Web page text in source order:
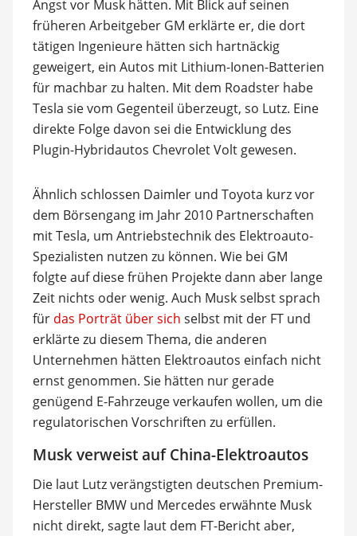
Angst vor Musk hätten. Mit Blick auf seinen
früheren Arbeitgeber GM erklärte er, die dort
tätigen Ingenieure hätten sich hartnäckig
geweigert, ein Autos mit Lithium-Ionen-Batterien
für machbar zu halten. Mit dem Roadster habe
Tesla sie vom Gegenteil überzeugt, so Lutz. Eine
direkte Folge davon sei die Entwicklung des
Plugin-Hybridautos Chevrolet Volt gewesen.
Ähnlich schlossen Daimler und Toyota kurz vor
dem Börsengang im Jahr 2010 Partnerschaften
mit Tesla, um Antriebstechnik des Elektroauto-
Spezialisten nutzen zu können. Wie bei GM
folgte auf diese frühen Projekte dann aber lange
Zeit nichts oder wenig. Auch Musk selbst sprach
für das Porträt über sich selbst mit der FT und
erklärte zu diesem Thema, die anderen
Unternehmen hätten Elektroautos einfach nicht
ernst genommen. Sie hätten nur gerade
genügend E-Fahrzeuge verkaufen wollen, um die
regulatorischen Vorschriften zu erfüllen.
Musk verweist auf China-Elektroautos
Die laut Lutz verängstigten deutschen Premium-
Hersteller BMW und Mercedes erwähnte Musk
nicht direkt, sagte laut dem FT-Bericht aber,